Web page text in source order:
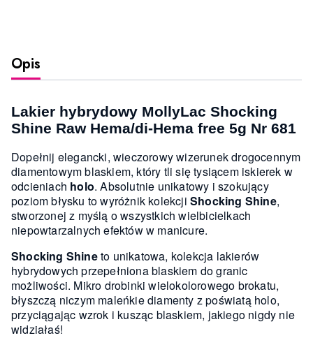
Opis
Lakier hybrydowy MollyLac Shocking
Shine Raw Hema/di-Hema free 5g Nr 681
Dopełnij elegancki, wieczorowy wizerunek drogocennym
diamentowym blaskiem, który tli się tysiącem iskierek w
odcieniach holo. Absolutnie unikatowy i szokujący
poziom błysku to wyróżnik kolekcji Shocking Shine,
stworzonej z myślą o wszystkich wielbicielkach
niepowtarzalnych efektów w manicure.
Shocking Shineto unikatowa, kolekcja lakierów
hybrydowych przepełniona blaskiem do granic
możliwości. Mikro drobinki wielokolorowego brokatu,
błyszczą niczym maleńkie diamenty z poświatą holo,
przyciągając wzrok i kusząc blaskiem, jakiego nigdy nie
widziałaś!